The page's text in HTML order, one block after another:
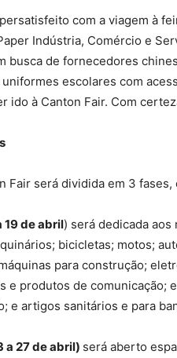
com a viagem à
Indústria, Comércio e
busca de fornecedores
escolares com
ido à Canton Fair. Com
Fair será dividida em 3
19 de abril) será dedicada
bicicletas; motos;
para construção;
e produtos de comunicação;
e artigos sanitários e para
a 27 de abril) será aberto